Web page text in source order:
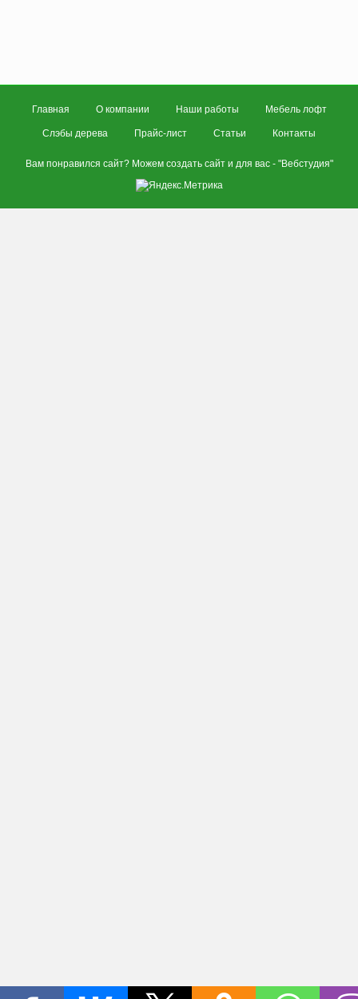
Главная О компании Наши работы Мебель лофт
Слэбы дерева Прайс-лист Статьи Контакты
Вам понравился сайт? Можем создать сайт и для вас - "Вебстудия"